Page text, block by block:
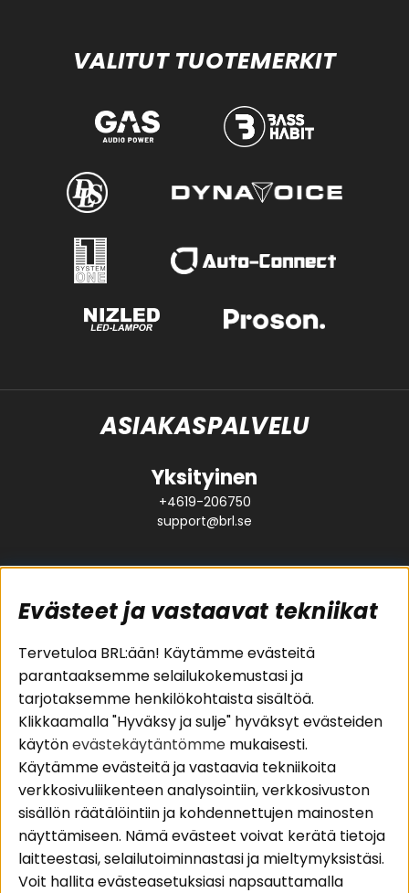
VALITUT TUOTEMERKIT
ASIAKASPALVELU
Yksityinen
+4619-206750
support@brl.se
Suositut sivut
Pakettiratkaisut
Autostereot
Kaiuttimet
Päätevahvistimet
Lisätarvikkeet
Kaapelit
Asiakaspalvelu
Evästeet
Huolto- ja
takuutiedot
Ostoehdot
Palautus
Tietosuojapolitiikka
Alueet Seuraa meitä
Evästeet ja vastaavat tekniikat
Tervetuloa BRL:ään! Käytämme evästeitä
parantaaksemme selailukokemustasi ja
tarjotaksemme henkilökohtaista sisältöä.
Klikkaamalla "Hyväksy ja sulje" hyväksyt evästeiden
käytönevästekäytäntömme mukaisesti.
Käytämme evästeitä ja vastaavia tekniikoita
verkkosivuliikenteen analysointiin, verkkosivuston
sisällön räätälöintiin ja kohdennettujen mainosten
näyttämiseen. Nämä evästeet voivat kerätä tietoja
laitteestasi, selailutoiminnastasi ja mieltymyksistäsi.
Voit hallita evästeasetuksiasi napsauttamalla